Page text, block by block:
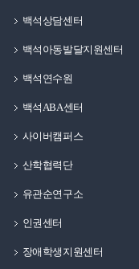
백석상담센터
백석아동발달지원센터
백석연수원
백석ABA센터
사이버캠퍼스
산학협력단
유관순연구소
인권센터
장애학생지원센터